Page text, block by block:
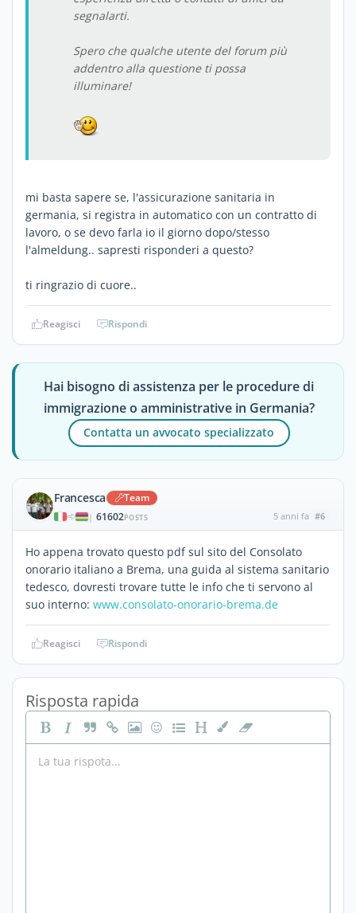
segnalarti.
Spero che qualche utente del forum più
addentro alla questione ti possa
illuminare!
mi basta sapere se, l'assicurazione sanitaria in
germania, si registra in automatico con un contratto di
lavoro, o se devo farla io il giorno dopo/stesso
l'almeldung.. sapresti risponderi a questo?
ti ringrazio di cuore..
Reagisci Rispondi
Hai bisogno di assistenza per le procedure di
immigrazione o amministrative in Germania?
Contatta un avvocato specializzato
Francesca Team
| 61602POSTS 5 anni fa #6
Ho appena trovato questo pdf sul sito del Consolato
onorario italiano a Brema, una guida al sistema sanitario
tedesco, dovresti trovare tutte le info che ti servono al
suo interno: www.consolato-onorario-brema.de
Reagisci Rispondi
Risposta rapida